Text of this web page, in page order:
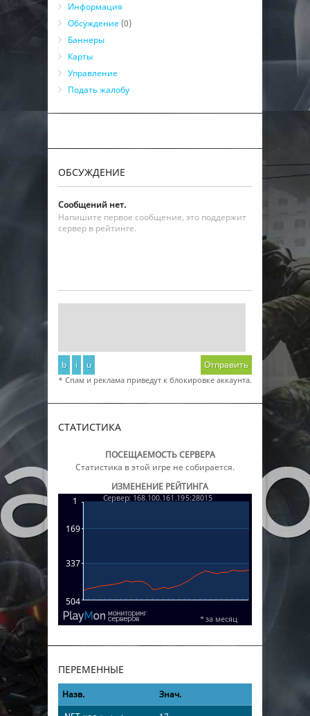
Информация
Обсуждение (0)
Баннеры
Карты
Управление
Подать жалобу
ОБСУЖДЕНИЕ
Сообщений нет.
Напишите первое сообщение, это поддержит
сервер в рейтинге.
b i u Отправить
* Спам и реклама приведут к блокировке аккаунта.
СТАТИСТИКА
ПОСЕЩАЕМОСТЬ СЕРВЕРА
Статистика в этой игре не собирается.
ИЗМЕНЕНИЕ РЕЙТИНГА
ПЕРЕМЕННЫЕ
Назв.
Знач.